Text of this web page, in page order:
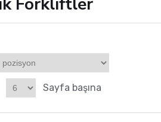
Sayfa başına